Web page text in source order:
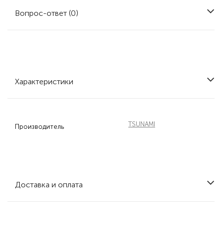
Вопрос-ответ (0)
Характеристики
Производитель TSUNAMI
Доставка и оплата